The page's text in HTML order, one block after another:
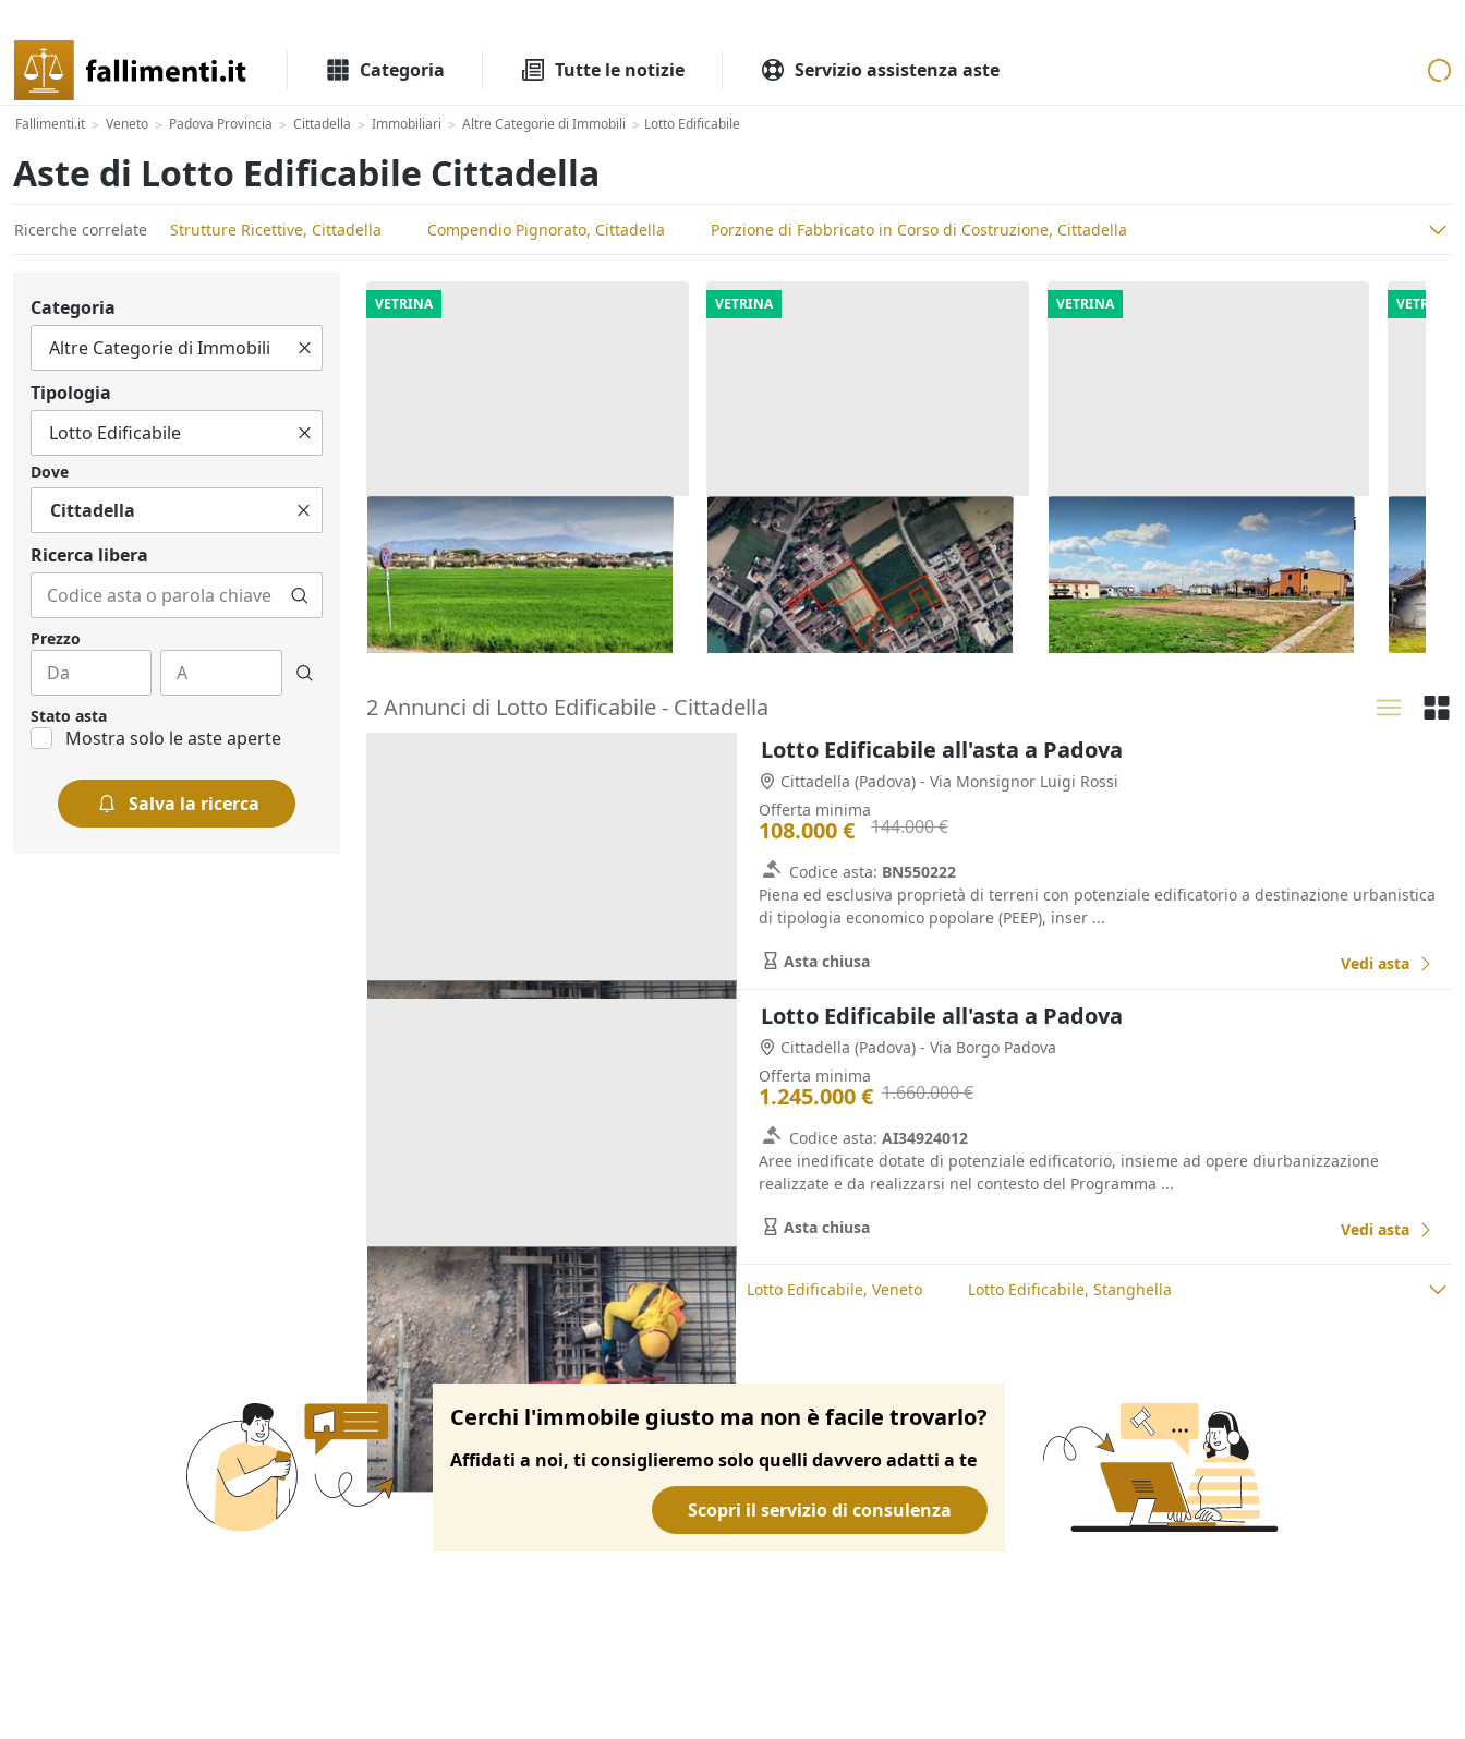
Categoria Tutte le notizie Servizio assistenza aste
Fallimenti.it > Veneto > Padova Provincia > Cittadella > Immobiliari > Altre Categorie di Immobili > Lotto Edificabile
Aste di Lotto Edificabile Cittadella
Ricerche correlate Strutture Ricettive, Cittadella Compendio Pignorato, Cittadella Porzione di Fabbricato in Corso di Costruzione, Cittadella
Categoria
Tipologia
Dove
Cittadella
Ricerca libera
Prezzo
Stato asta
Mostra solo le aste aperte
Salva la ricerca
VETRINA
Asta Quota 6/56 di terreno uso
sport e per verde
Bassano del Grappa (Vicenza)
12.595 €
15/09/2026
VETRINA
Asta Appezzamenti di terreno di
12.973 mq
Vigodarzere (Padova)
79.488 €
15/09/2026
VETRINA
Asta Terreni edificabili residenziali
di 5.900 mq
Castegnero (Vicenza)
85.000 €
16/11/2026
VETRINA
Asta
Valli
21/
2 Annunci di Lotto Edificabile - Cittadella
Lotto Edificabile all'asta a Padova
Cittadella (Padova) - Via Monsignor Luigi Rossi
Offerta minima
108.000 € 144.000 €
Codice asta: BN550222
Piena ed esclusiva proprietà di terreni con potenziale edificatorio a destinazione urbanistica
di tipologia economico popolare (PEEP), inser ...
Asta chiusa Vedi asta
Lotto Edificabile all'asta a Padova
Cittadella (Padova) - Via Borgo Padova
Offerta minima
1.245.000 € 1.660.000 €
Codice asta: AI34924012
Aree inedificate dotate di potenziale edificatorio, insieme ad opere diurbanizzazione
realizzate e da realizzarsi nel contesto del Programma ...
Asta chiusa Vedi asta
Ricerche correlate Lotto Edificabile, Padova Lotto Edificabile, Veneto Lotto Edificabile, Stanghella
Cerchi l'immobile giusto ma non è facile trovarlo?
Affidati a noi, ti consiglieremo solo quelli davvero adatti a te
Scopri il servizio di consulenza